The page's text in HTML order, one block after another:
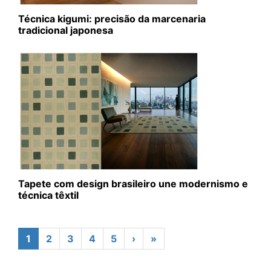
Técnica kigumi: precisão da marcenaria
tradicional japonesa
Tapete com design brasileiro une modernismo e
técnica têxtil
1 2 3 4 5 › »